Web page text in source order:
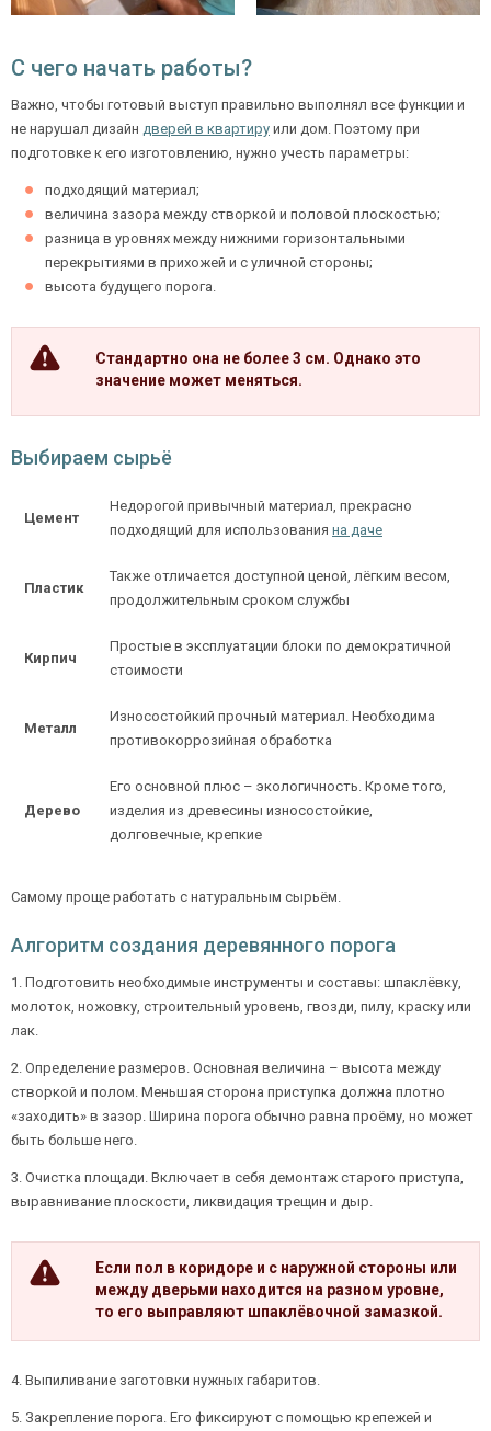
С чего начать работы?
Важно, чтобы готовый выступ правильно выполнял все функции и
не нарушал дизайн дверей в квартиру или дом. Поэтому при
подготовке к его изготовлению, нужно учесть параметры:
подходящий материал;
величина зазора между створкой и половой плоскостью;
разница в уровнях между нижними горизонтальными
перекрытиями в прихожей и с уличной стороны;
высота будущего порога.
Стандартно она не более 3 см. Однако это
значение может меняться.
Выбираем сырьё
Цемент
Недорогой привычный материал, прекрасно
подходящий для использования на даче
Пластик
Также отличается доступной ценой, лёгким весом,
продолжительным сроком службы
Кирпич
Простые в эксплуатации блоки по демократичной
стоимости
Металл
Износостойкий прочный материал. Необходима
противокоррозийная обработка
Дерево
Его основной плюс – экологичность. Кроме того,
изделия из древесины износостойкие,
долговечные, крепкие
Самому проще работать с натуральным сырьём.
Алгоритм создания деревянного порога
1. Подготовить необходимые инструменты и составы: шпаклёвку,
молоток, ножовку, строительный уровень, гвозди, пилу, краску или
лак.
2. Определение размеров. Основная величина – высота между
створкой и полом. Меньшая сторона приступка должна плотно
«заходить» в зазор. Ширина порога обычно равна проёму, но может
быть больше него.
3. Очистка площади. Включает в себя демонтаж старого приступа,
выравнивание плоскости, ликвидация трещин и дыр.
Если пол в коридоре и с наружной стороны или
между дверьми находится на разном уровне,
то его выправляют шпаклёвочной замазкой.
4. Выпиливание заготовки нужных габаритов.
5. Закрепление порога. Его фиксируют с помощью крепежей и